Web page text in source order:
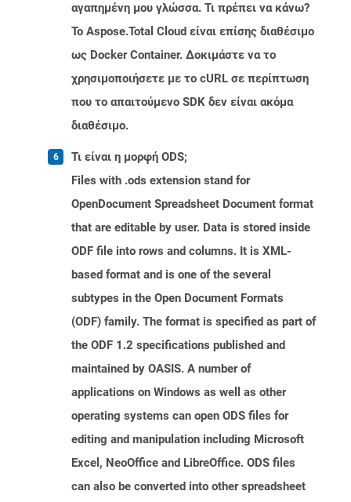
αγαπημένη μου γλώσσα. Τι πρέπει να κάνω?
Το Aspose.Total Cloud είναι επίσης διαθέσιμο
ως Docker Container. Δοκιμάστε να το
χρησιμοποιήσετε με το cURL σε περίπτωση
που το απαιτούμενο SDK δεν είναι ακόμα
διαθέσιμο.
Τι είναι η μορφή ODS;
Files with .ods extension stand for
OpenDocument Spreadsheet Document format
that are editable by user. Data is stored inside
ODF file into rows and columns. It is XML-
based format and is one of the several
subtypes in the Open Document Formats
(ODF) family. The format is specified as part of
the ODF 1.2 specifications published and
maintained by OASIS. A number of
applications on Windows as well as other
operating systems can open ODS files for
editing and manipulation including Microsoft
Excel, NeoOffice and LibreOffice. ODS files
can also be converted into other spreadsheet